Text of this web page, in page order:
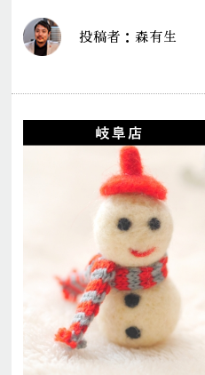
投稿者：森有生